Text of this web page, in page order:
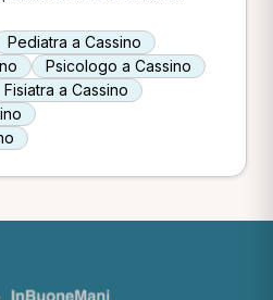
Pediatra a Cassino
Psicologo a Cassino
Fisiatra a Cassino